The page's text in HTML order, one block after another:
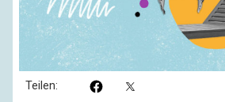
Lesesaal
Hörsaal
Kinosaal
Teilen: